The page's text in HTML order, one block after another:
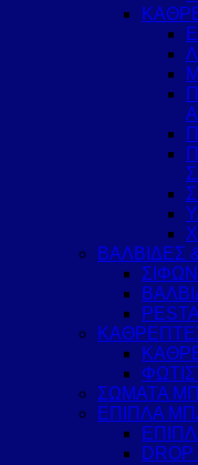
ΒΑΛΒΙΔΕΣ
ΣΩΜΑΤΑ
ΕΠΙΠΛΑ